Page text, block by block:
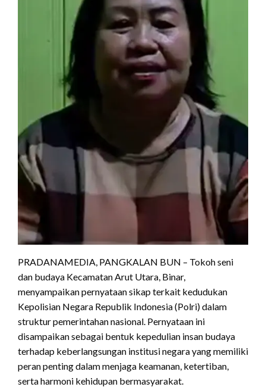
PRADANAMEDIA, PANGKALAN BUN – Tokoh seni
dan budaya Kecamatan Arut Utara, Binar,
menyampaikan pernyataan sikap terkait kedudukan
Kepolisian Negara Republik Indonesia (Polri) dalam
struktur pemerintahan nasional. Pernyataan ini
disampaikan sebagai bentuk kepedulian insan budaya
terhadap keberlangsungan institusi negara yang memiliki
peran penting dalam menjaga keamanan, ketertiban,
serta harmoni kehidupan bermasyarakat.